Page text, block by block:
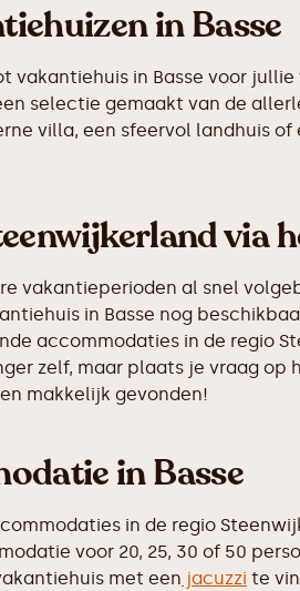
in Basse
in Basse voor
selectie gemaakt van de
villa, een sfeervol landhuis
via
vakantieperioden al snel
in Basse nog
accommodaties in de regio
zelf, maar plaats je vraag
makkelijk gevonden!
in Basse
in de regio
voor 20, 25, 30 of 50
met een jacuzzi te